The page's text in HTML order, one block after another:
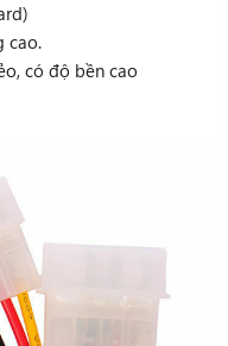
cao.
có độ bền cao